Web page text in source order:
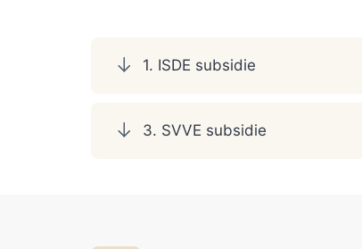
1. ISDE subsidie
3. SVVE subsidie